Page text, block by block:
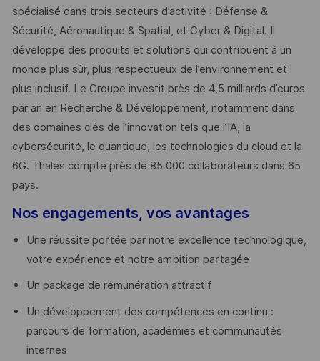
spécialisé dans trois secteurs d’activité : Défense &
Sécurité, Aéronautique & Spatial, et Cyber & Digital. Il
développe des produits et solutions qui contribuent à un
monde plus sûr, plus respectueux de l’environnement et
plus inclusif. Le Groupe investit près de 4,5 milliards d’euros
par an en Recherche & Développement, notamment dans
des domaines clés de l’innovation tels que l’IA, la
cybersécurité, le quantique, les technologies du cloud et la
6G. Thales compte près de 85 000 collaborateurs dans 65
pays. ​
Nos engagements, vos avantages
Une réussite portée par notre excellence technologique,
votre expérience et notre ambition partagée
Un package de rémunération attractif
Un développement des compétences en continu :
parcours de formation, académies et communautés
internes